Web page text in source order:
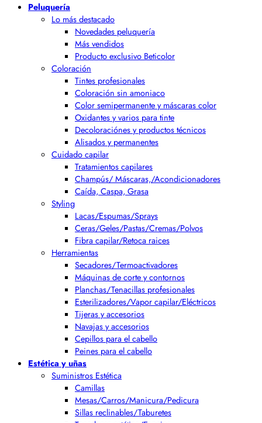
Peluquería
Lo más destacado
Novedades peluquería
Más vendidos
Producto exclusivo Beticolor
Coloración
Tintes profesionales
Coloración sin amoniaco
Color semipermanente y máscaras color
Oxidantes y varios para tinte
Decoloraciónes y productos técnicos
Alisados y permanentes
Cuidado capilar
Tratamientos capilares
Champús/ Máscaras,/Acondicionadores
Caída, Caspa, Grasa
Styling
Lacas/Espumas/Sprays
Ceras/Geles/Pastas/Cremas/Polvos
Fibra capilar/Retoca raices
Herramientas
Secadores/Termoactivadores
Máquinas de corte y contornos
Planchas/Tenacillas profesionales
Esterilizadores/Vapor capilar/Eléctricos
Tijeras y accesorios
Navajas y accesorios
Cepillos para el cabello
Peines para el cabello
Estética y uñas
Suministros Estética
Camillas
Mesas/Carros/Manicura/Pedicura
Sillas reclinables/Taburetes